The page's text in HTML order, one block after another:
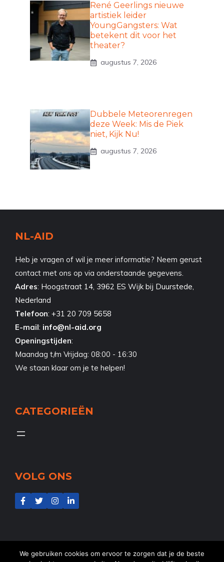
René Geerlings nieuwe
artistiek leider
YoungGangsters: Wat
betekent dit voor het
theater?
augustus 7, 2026
Dubbele Meteorenregen
deze Week: Mis de Piek
niet, Kijk Nu!
augustus 7, 2026
NL-AID
Heb je vragen of wil je meer informatie? Neem gerust
contact met ons op via onderstaande gegevens.
Adres: Hoogstraat 14, 3962 ES Wijk bij Duurstede,
Nederland
Telefoon: +31 20 709 5658
E-mail: info@nl-aid.org
Openingstijden:
Maandag t/m Vrijdag: 08:00 - 16:30
We staan klaar om je te helpen!
CATEGORIEËN
VOLG ONS
We gebruiken cookies om ervoor te zorgen dat je de beste